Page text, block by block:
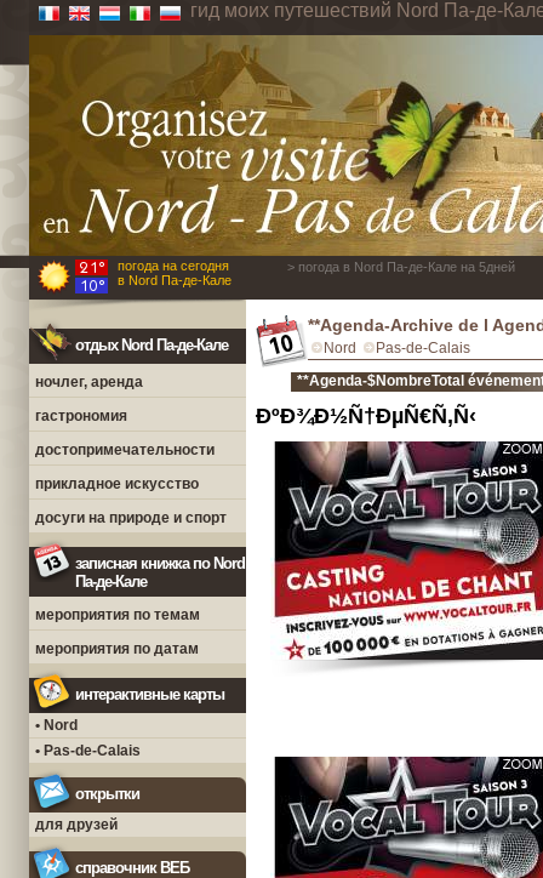
гид моих путешествий Nord Па-де-
погода на сегодня
в Nord Па-де-Кале
> погода в Nord Па-де-Кале на 5дней
отдых Nord Па-де-Кале
ночлег, аренда
гастрономия
достопримечательности
прикладное искусство
досуги на природе и спорт
записная книжка по Nord
Па-де-Кале
мероприятия по темам
мероприятия по датам
интерактивные карты
• Nord
• Pas-de-Calais
открытки
для друзей
справочник ВЕБ
**Agenda-Archive de l
Nord
Pas-de-Calais
**Agenda-$NombreTotal
ÐºÐ¾Ð½Ñ†ÐµÑ€Ñ‚Ñ‹